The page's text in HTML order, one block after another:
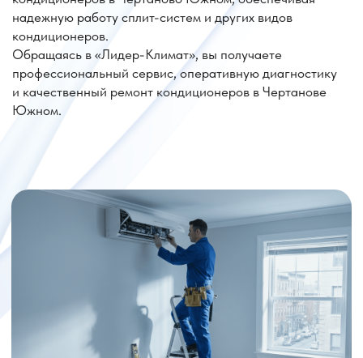
Первичная диагностика
8 000 руб.
от 5 000 руб.
2 500 руб.
6 000 руб.
Цена на ремонт кондиционера метро
Аннино район Чертаново Южное